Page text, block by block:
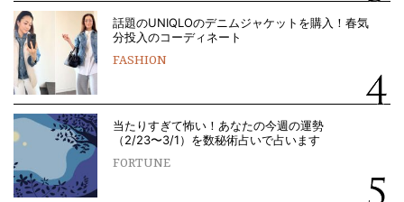
話題のUNIQLOのデニムジャケットを購入！春気
分投入のコーディネート
FASHION
当たりすぎて怖い！あなたの今週の運勢
（2/23〜3/1）を数秘術占いで占います
FORTUNE